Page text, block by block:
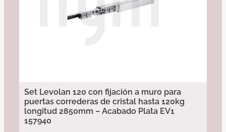
Set Levolan 120 con fijación a muro para
puertas correderas de cristal hasta 120kg
longitud 2850mm – Acabado Plata EV1
157940